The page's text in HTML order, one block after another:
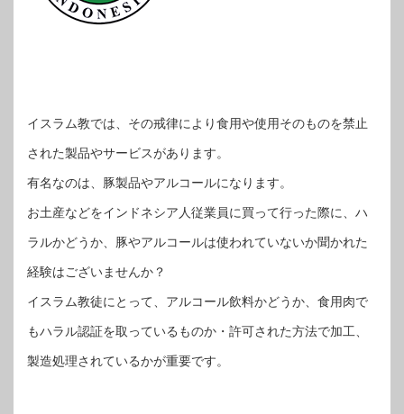
イスラム教では、その戒律により食用や使用そのものを禁止
された製品やサービスがあります。
有名なのは、豚製品やアルコールになります。
お土産などをインドネシア人従業員に買って行った際に、ハ
ラルかどうか、豚やアルコールは使われていないか聞かれた
経験はございませんか？
イスラム教徒にとって、アルコール飲料かどうか、食用肉で
もハラル認証を取っているものか・許可された方法で加工、
製造処理されているかが重要です。